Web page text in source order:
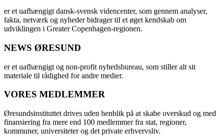
er et uafhængigt dansk-svensk videncenter, som gennem analyser,
fakta, netværk og nyheder bidrager til et øget kendskab om
udviklingen i Greater Copenhagen-regionen.
NEWS ØRESUND
er et uafhængigt og non-profit nyhedsbureau, som stiller alt sit
materiale til rådighed for andre medier.
VORES MEDLEMMER
Øresundsinstituttet drives uden henblik på at skabe overskud og med
finansiering fra mere end 100 medlemmer fra stat, regioner,
kommuner, universiteter og det private erhvervsliv.